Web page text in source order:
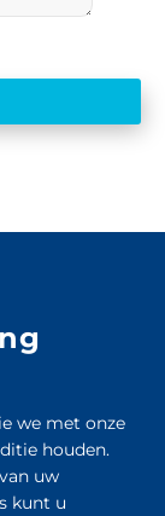
we met onze
houden.
uw
kunt u